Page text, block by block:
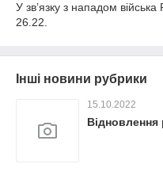
У зв’язку з нападом
26.22.
Інші новини рубрики
15.10.2022
Відновлення